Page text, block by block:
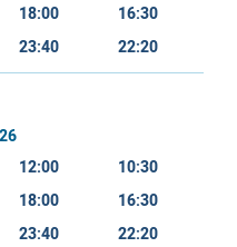
16:30
18:00
22:20
23:40
10:30
12:00
16:30
18:00
22:20
23:40